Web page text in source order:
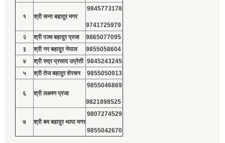
१ श्री सन्त बहादुर मगर
9845773178
9741725979
२
श्री पञ्च बहादुर प्रजा
9865077095
३
श्री नर बहादुर नेपाल
9855058604
४
श्री रुद्र प्रसाद उप्रेती 9845243245
५
श्री तेज बहादुर शेरचन 9855050913
६ श्री लक्ष्मण प्रजा
9855046869
9821898525
७ श्री बम बहादुर थापा मगर
9807274529
9855042670